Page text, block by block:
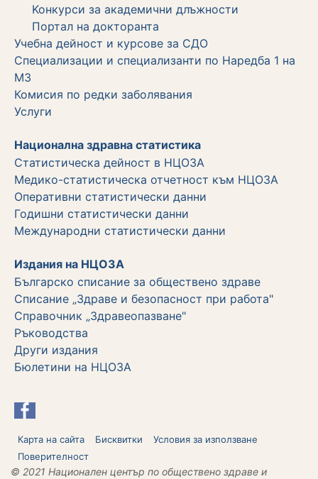
Koнкурси за академични длъжности
Портал на докторанта
Учебна дейност и курсове за СДО
Специализации и специализанти по Наредба 1 на
МЗ
Комисия по редки заболявания
Услуги
Национална здравна статистика
Статистическа дейност в НЦОЗА
Медико-статистическа отчетност към НЦОЗА
Оперативни статистически данни
Годишни статистически данни
Международни статистически данни
Издания на НЦОЗА
Българско списание за обществено здраве
Списание „Здраве и безопасност при работа"
Справочник „Здравеопазване"
Ръководства
Други издания
Бюлетини на НЦОЗА
Карта на сайта Бисквитки
Условия за използване
Поверителност
© 2021 Национален център по обществено здраве и